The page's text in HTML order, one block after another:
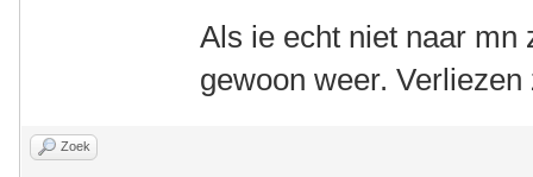
Als ie echt niet naar
gewoon weer.
Zoek